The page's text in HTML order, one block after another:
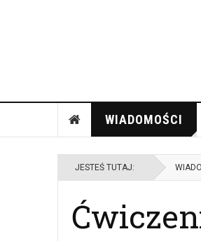
WIADOMOŚCI
JESTEŚ TUTAJ: